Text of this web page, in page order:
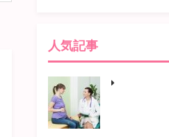
人気記事